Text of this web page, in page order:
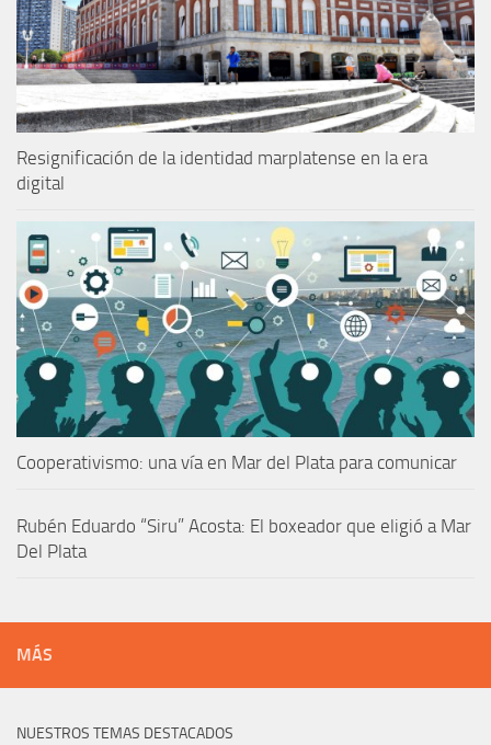
Resignificación de la identidad marplatense en la era
digital
Cooperativismo: una vía en Mar del Plata para comunicar
Rubén Eduardo “Siru” Acosta: El boxeador que eligió a Mar
Del Plata
MÁS
NUESTROS TEMAS DESTACADOS